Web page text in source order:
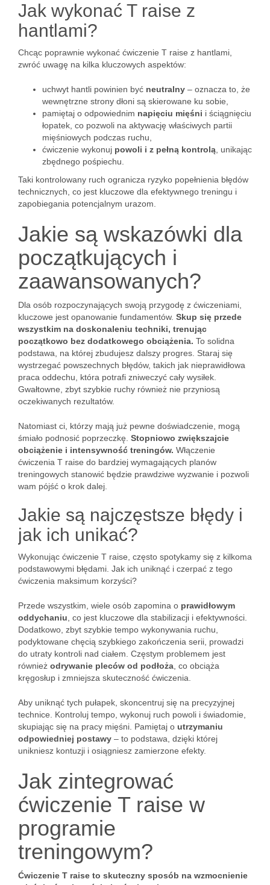
Jak wykonać T raise z
hantlami?
Chcąc poprawnie wykonać ćwiczenie T raise z hantlami,
zwróć uwagę na kilka kluczowych aspektów:
uchwyt hantli powinien być neutralny – oznacza to, że
wewnętrzne strony dłoni są skierowane ku sobie,
pamiętaj o odpowiednim napięciu mięśni i ściągnięciu
łopatek, co pozwoli na aktywację właściwych partii
mięśniowych podczas ruchu,
ćwiczenie wykonuj powoli i z pełną kontrolą , unikając
zbędnego pośpiechu.
Taki kontrolowany ruch ogranicza ryzyko popełnienia błędów
technicznych, co jest kluczowe dla efektywnego treningu i
zapobiegania potencjalnym urazom.
Jakie są wskazówki dla
początkujących i
zaawansowanych?
Dla osób rozpoczynających swoją przygodę z ćwiczeniami,
kluczowe jest opanowanie fundamentów. Skup się przede
wszystkim na doskonaleniu techniki, trenując
początkowo bez dodatkowego obciążenia. To solidna
podstawa, na której zbudujesz dalszy progres. Staraj się
wystrzegać powszechnych błędów, takich jak nieprawidłowa
praca oddechu, która potrafi zniweczyć cały wysiłek.
Gwałtowne, zbyt szybkie ruchy również nie przyniosą
oczekiwanych rezultatów.
Natomiast ci, którzy mają już pewne doświadczenie, mogą
śmiało podnosić poprzeczkę. Stopniowo zwiększajcie
obciążenie i intensywność treningów. Włączenie
ćwiczenia T raise do bardziej wymagających planów
treningowych stanowić będzie prawdziwe wyzwanie i pozwoli
wam pójść o krok dalej.
Jakie są najczęstsze błędy i
jak ich unikać?
Wykonując ćwiczenie T raise, często spotykamy się z kilkoma
podstawowymi błędami. Jak ich uniknąć i czerpać z tego
ćwiczenia maksimum korzyści?
Przede wszystkim, wiele osób zapomina o prawidłowym
oddychaniu , co jest kluczowe dla stabilizacji i efektywności.
Dodatkowo, zbyt szybkie tempo wykonywania ruchu,
podyktowane chęcią szybkiego zakończenia serii, prowadzi
do utraty kontroli nad ciałem. Częstym problemem jest
również odrywanie pleców od podłoża , co obciąża
kręgosłup i zmniejsza skuteczność ćwiczenia.
Aby uniknąć tych pułapek, skoncentruj się na precyzyjnej
technice. Kontroluj tempo, wykonuj ruch powoli i świadomie,
skupiając się na pracy mięśni. Pamiętaj o utrzymaniu
odpowiedniej postawy – to podstawa, dzięki której
unikniesz kontuzji i osiągniesz zamierzone efekty.
Jak zintegrować
ćwiczenie T raise w
programie
treningowym?
Ćwiczenie T raise to skuteczny sposób na wzmocnienie